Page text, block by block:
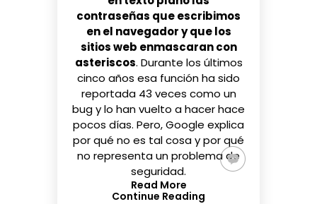
contraseñas que escribimos
en el navegador y que los
sitios web enmascaran con
asteriscos. Durante los últimos
cinco años esa función ha sido
reportada 43 veces como un
bug y lo han vuelto a hacer hace
pocos días. Pero, Google explica
por qué no es tal cosa y por qué
no representa un problema de
seguridad.
Read More
Continue Reading